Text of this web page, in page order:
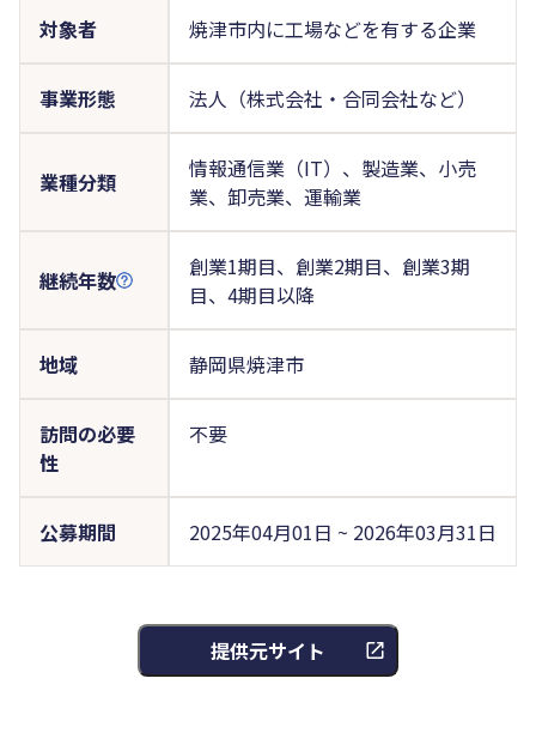
対象者 焼津市内に工場などを有する企業
事業形態 法人（株式会社・合同会社など）
業種分類
情報通信業（IT）、製造業、小売
業、卸売業、運輸業
継続年数
創業1期目、創業2期目、創業3期
目、4期目以降
地域 静岡県焼津市
訪問の必要
性
不要
公募期間 2025年04月01日 ~ 2026年03月31日
提供元サイト